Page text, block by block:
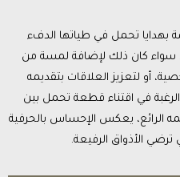
بهدايا تحمل في طياتها الدفء
سواء كان ذلك لإضافة لمسة من
أو لتعزيز العلاقات بتقديمه
في اقتناء قطعة تحمل بين
الرائع، يعكس الإحساس بالحرفية
ترضي الأذواق الرفيعة.